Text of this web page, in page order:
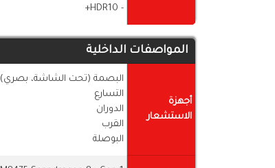
- HDR10+
المواصفات الداخلية
أجهزة
الاستشعار
البصمة (تحت الشاشة، بصري)
التسارع
الدوران
القرب
البوصلة